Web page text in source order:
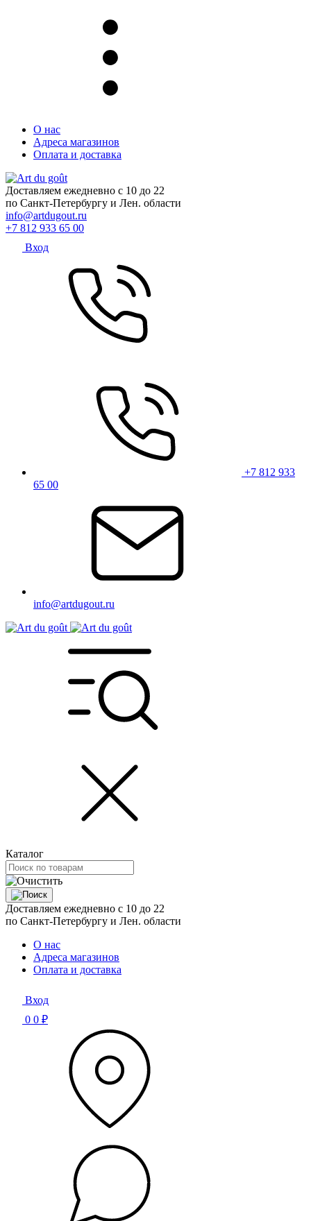
О нас
Адреса магазинов
Оплата и доставка
Доставляем ежедневно с 10 до 22
по Санкт-Петербургу и Лен. области
info@artdugout.ru
+7 812 933 65 00
Вход
+7 812 933
65 00
info@artdugout.ru
Каталог
Доставляем ежедневно с 10 до 22
по Санкт-Петербургу и Лен. области
О нас
Адреса магазинов
Оплата и доставка
Вход
0 0 ₽